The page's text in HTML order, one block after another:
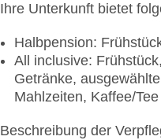
Ihre Unterkunft bietet
Halbpension:
All inclusive:
Getränke,
Mahlzeiten, Kaffee/
Beschreibung der